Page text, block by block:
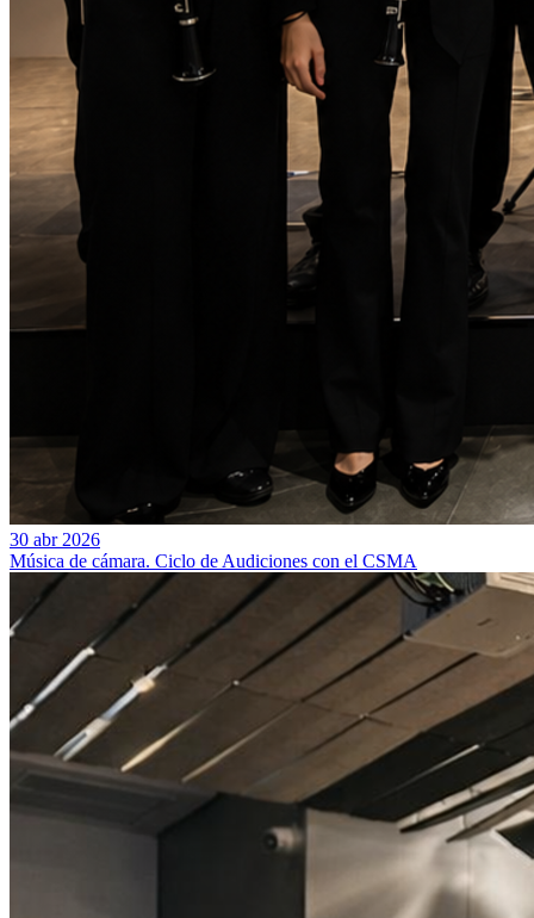
30 abr 2026
Música de cámara. Ciclo de Audiciones con el CSMA